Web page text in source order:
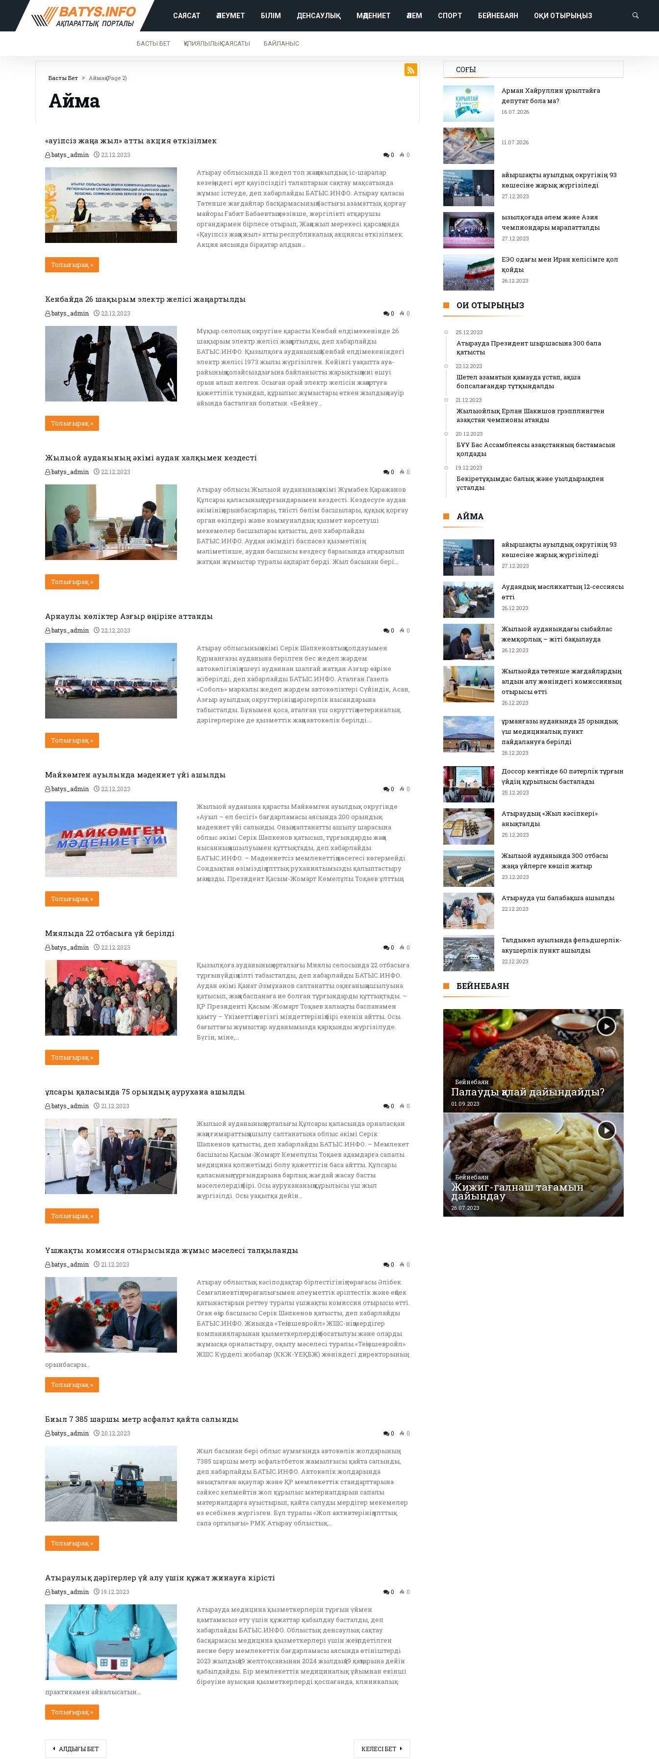
САЯСАТ ӘЛЕУМЕТ БІЛІМ ДЕНСАУЛЫҚ МӘДЕНИЕТ ӘЛЕМ СПОРТ БЕЙНЕБАЯН ОҚИ ОТЫРЫҢЫЗ
БАСТЫ БЕТ ҚҰПИЯЛЫЛЫҚ САЯСАТЫ БАЙЛАНЫС
Басты Бет Аймақ(page 2)
Аймақ
«Қауіпсіз жаңа жыл» атты акция өткізілмек
batys_admin 22.12.2023 0 0
Атырау облысында 11 жедел топ жаңажылдық іс-шаралар
кезеңіндегі өрт қауіпсіздігі талаптарын сақтау мақсатында
жұмыс істеуде, деп хабарлайды БАТЫС.ИНФО. Атырау қаласы
Төтенше жағдайлар басқармасының бастығы азаматтық қорғау
майоры Ғабит Бабаевтың сөзінше, жергілікті атқарушы
органдармен бірлесе отырып, Жаңа жыл мерекесі қарсаңында
«Қауіпсіз жаңа жыл» атты республикалық акциясы өткізілмек.
Акция аясында бірқатар алдын…
Толығырақ »
Кенбайда 26 шақырым электр желісі жаңартылды
batys_admin 22.12.2023 0 0
Мұқыр селолық округіне қарасты Кенбай елдімекенінде 26
шақырым электр желісі жаңартылды, деп хабарлайды
БАТЫС.ИНФО. Қызылқоға ауданының Кенбай елдімекеніндегі
электр желісі 1973 жылы жүргізілген. Кейінгі уақытта ауа-
райының қолайсыздығына байланысты жарықтың жиі өшуі
орын алып келген. Осыған орай электр желісін жаңартуға
қажеттілік туындап, құрылыс жұмыстары өткен жылдың сәуір
айында басталған болатын. «Бейнеу…
Толығырақ »
Жылыой ауданының әкімі аудан халқымен кездесті
batys_admin 22.12.2023 0 0
Атырау облысы Жылыой ауданының әкімі Жұмабек Қаражанов
Құлсары қаласының тұрғындарымен кездесті. Кездесуге аудан
əкімінің орынбасарлары, тиісті бөлім басшылары, құқық қорғау
орган өкілдері және коммуналдық қызмет көрсетуші
мекемелер басшылары қатысты, деп хабарлайды
БАТЫС.ИНФО. Аудан әкімдігі баспасөз қызметінің
мәліметінше, аудан басшысы кездесу барысында атқарылып
жатқан жұмыстар туралы ақпарат берді. Жыл басынан бері…
Толығырақ »
Арнаулы көліктер Азғыр өңіріне аттанды
batys_admin 22.12.2023 0 0
Атырау облысының әкімі Серік Шәпкеновтың қолдауымен
Құрманғазы ауданына берілген бес жедел жәрдем
автокөлігінің үшеуі ауданнан шалғай жатқан Азғыр өңіріне
жіберілді, деп хабарлайды БАТЫС.ИНФО. Аталған Газель
«Соболь» маркалы жедел жәрдем автокөліктері Сүйіндік, Асан,
Азғыр ауылдық округтерінің дәрігерлік нысандарына
табысталды. Бұнымен қоса, аталған үш округтің ветериналық
дәрігерлеріне де қызметтік жаңа автокөлік берілді.…
Толығырақ »
Майкөмген ауылында мәдениет үйі ашылды
batys_admin 22.12.2023 0 0
Жылыой ауданына қарасты Майкөмген ауылдық округінде
«Ауыл – ел бесігі» бағдарламасы аясында 200 орындық
мәдениет үйі салынды. Оның салтанатты ашылу шарасына
облыс әкімі Серік Шәпкенов қатысып, тұрғындарды жаңа
нысанның ашылуымен құттықтады, деп хабарлайды
БАТЫС.ИНФО. – Мәдениетсіз мемлекеттің көсегесі көгермейді.
Сондықтан өзіміздің ұлттық руханиятымызды қалыптастыру
маңызды. Президент Қасым-Жомарт Кемелұлы Тоқаев ұлттың…
Толығырақ »
Миялыда 22 отбасыға үй берілді
batys_admin 22.12.2023 0 0
Қызылқоға ауданының орталығы Миялы селосында 22 отбасыға
тұрғынүйдің кілті табысталды, деп хабарлайды БАТЫС.ИНФО.
Аудан әкімі Қанат Әзмұханов салтанатты оқиғаның ашылуына
қатысып, жаңа баспанаға ие болған тұрғындарды құттықтады. –
ҚР Президенті Қасым-Жомарт Тоқаев халықты баспанамен
қамту – Үкіметтің негізгі міндеттерінің бірі екенін айтты. Осы
бағыттағы жұмыстар ауданымызда қарқынды жүргізілуде.
Бүгін, міне,…
Толығырақ »
Құлсары қаласында 75 орындық аурухана ашылды
batys_admin 21.12.2023 0 0
Жылыой ауданының орталығы Құлсары қаласында орналасқан
жаңа ғимараттың ашылу салтанатына облыс әкімі Серік
Шәпкенов қатысты, деп хабарлайды БАТЫС.ИНФО. – Мемлекет
басшысы Қасым-Жомарт Кемелұлы Тоқаев адамдарға сапалы
медицина қолжетімді болу қажеттігін баса айтты. Құлсары
қаласының тұрғындарына барлық жағдай жасау басты
мәселелердің бірі. Осы аурухананың құрылысы үш жыл
жүргізілді. Осы уақытқа дейін…
Толығырақ »
Үшжақты комиссия отырысында жұмыс мәселесі талқыланды
batys_admin 21.12.2023 0 0
Атырау облыстық кәсіподақтар бірлестігінің төрағасы Әлібек
Семғалиевтің төрағалығымен әлеуметтік әріптестік және еңбек
қатынастарын реттеу туралы үшжақты комиссия отырысы өтті.
Оған өңір басшысы Серік Шәпкенов қатысты, деп хабарлайды
БАТЫС.ИНФО. Жиында «Теңізшевройл» ЖШС-нің мердігер
компанияларынан қызметкерлердің босатылуы және оларды
жұмысқа орналастыру, оқыту мәселесі туралы «Теңізшевройл»
ЖШС Күрделі жобалар (ККЖ-ҰЕҚБЖ) жөніндегі директорының
орынбасары…
Толығырақ »
Биыл 7 385 шаршы метр асфальт қайта салынды
batys_admin 20.12.2023 0 0
Жыл басынан бері облыс аумағында автокөлік жолдарының
7385 шаршы метр асфальтбетон жамылғысы қайта салынды,
деп хабарлайды БАТЫС.ИНФО. Автокөлік жолдарында
анықталған ақаулар және ҚР мемлекеттік стандарттарына
сәйкес келмейтін жол құрылыс материалдарын сапалы
материалдарға ауыстырып, қайта салуды мердігер мекемелер
өз есебінен жүргізген. Бұл туралы «Жол активтерінің ұлттық
сапа орталығы» РМК Атырау облыстық…
Толығырақ »
Атыраулық дәрігерлер үй алу үшін құжат жинауға кірісті
batys_admin 19.12.2023 0 0
Атырауда медицина қызметкерлерін тұрғын үймен
қамтамасыз ету үшін құжаттар қабылдау басталды, деп
хабарлайды БАТЫС.ИНФО. Облыстық денсаулық сақтау
басқармасы медицина қызметкерлері үшін жеңілдетілген
несие беру мемлекеттік бағдарламасы аясында өтініштерді
2023 жылдың 19 желтоқсанынан 2024 жылдың 19 қаңтарына дейін
қабылдайды. Бір мемлекеттік медициналық ұйымнан екінші
біреуіне ауысқан қызметкерлерді қоспағанда, клиникалық
практикамен айналысатын…
Толығырақ »
АЛДЫҢҒЫ БЕТ КЕЛЕСІ БЕТ
СОҢҒЫ
Арман Хайруллин Құрылтайға
депутат бола ма?
16.07.2026
11.07.2026
Қайыршақты ауылдық округінің 93
көшесіне жарық жүргізіледі
27.12.2023
Қызылқоғада әлем және Азия
чемпиондары марапатталды
27.12.2023
ЕЭО одағы мен Иран келісімге қол
қойды
26.12.2023
ОҚИ ОТЫРЫҢЫЗ
25.12.2023
Атырауда Президент шыршасына 300 бала
қатысты
22.12.2023
Шетел азаматын қамауда ұстап, ақша
бопсалағандар тұтқындалды
21.12.2023
Жылыойлық Ерлан Шакишов грэпплингтен
Қазақстан чемпионы атанды
20.12.2023
БҰҰ Бас Ассамблеясы Қазақстанның бастамасын
қолдады
19.12.2023
Бекіретұқымдас балық және уылдырықпен
ұсталды
АЙМАҚ
Қайыршақты ауылдық округінің 93
көшесіне жарық жүргізіледі
27.12.2023
Аудандық мәслихаттың 12-сессиясы
өтті
26.12.2023
Жылыой ауданындағы сыбайлас
жемқорлық – жіті бақылауда
26.12.2023
Жылыойда төтенше жағдайлардың
алдын алу жөніндегі комиссияның
отырысы өтті
26.12.2023
Құрманғазы ауданында 25 орындық
үш медициналық пункт
пайдалануға берілді
26.12.2023
Доссор кентінде 60 пәтерлік тұрғын
үйдің құрылысы басталады
25.12.2023
Атыраудың «Жыл кәсіпкері»
анықталды
25.12.2023
Жылыой ауданында 300 отбасы
жаңа үйлерге көшіп жатыр
23.12.2023
Атырауда үш балабақша ашылды
22.12.2023
Талдыкөл ауылында фельдшерлік-
акушерлік пункт ашылды
22.12.2023
БЕЙНЕБАЯН
Бейнебаян
Палауды қалай дайындайды?
01.09.2023
Бейнебаян
Жижиг-галнаш тағамын
дайындау
26.07.2023